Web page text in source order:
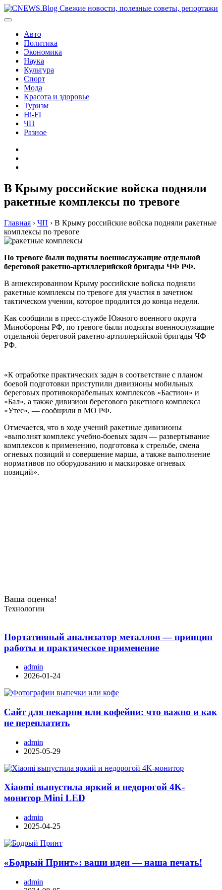
Перейти
к
Авто
Политика
Экономика
Наука
Культура
Спорт
Мода
Красота и здоровье
Туризм
Hi-FI
ЧП
Разное
В Крыму российские войска подняли
ракетные комплексы по тревоге
Главная › ЧП › В Крыму российские войска подняли ракетные
комплексы по тревоге
По тревоге были подняты военнослужащие отдельной
береговой ракетно-артиллерийской бригады ЧФ РФ.
В аннексированном Крыму российские войска подняли
ракетные комплексы по тревоге для участия в зачетном
тактическом учении, которое продлится до конца недели.
Как сообщили в пресс-службе Южного военного округа
Минобороны РФ, по тревоге были подняты военнослужащие
отдельной береговой ракетно-артиллерийской бригады ЧФ
РФ.
«К отработке практических задач в соответствие с планом
боевой подготовки приступили дивизионы мобильных
береговых противокорабельных комплексов «Бастион» и
«Бал», а также дивизион берегового ракетного комплекса
«Утес», — сообщили в МО РФ.
Отмечается, что в ходе учений ракетные дивизионы
«выполнят комплекс учебно-боевых задач — развертывание
комплексов к применению, подготовка к стрельбе, смена
огневых позиций и совершение марша, а также выполнение
нормативов по оборудованию и маскировке огневых
позиций».
Ваша оценка!
Технологии
Портативный анализатор металлов — принцип
работы и практическое применение
admin
2026-01-24
Сайт для пекарни или кофейни: что важно и как
не переплатить
admin
2025-05-29
Xiaomi выпустила яркий и недорогой 4K-
монитор Mini LED
admin
2025-04-25
«Бодрый Принт»: ваши идеи — наша печать!
admin